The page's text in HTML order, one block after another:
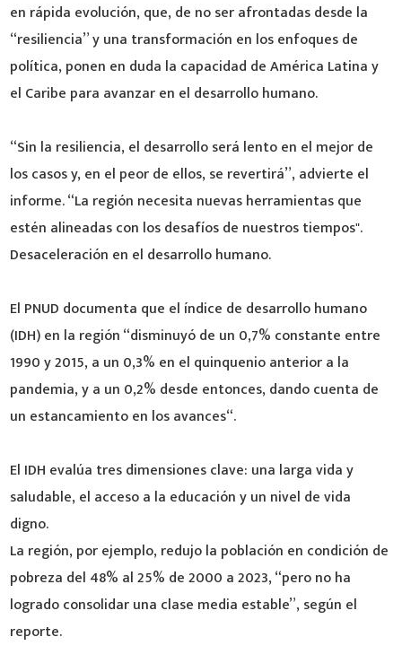
en rápida evolución, que, de no ser afrontadas desde la
“resiliencia” y una transformación en los enfoques de
política, ponen en duda la capacidad de América Latina y
el Caribe para avanzar en el desarrollo humano.
“Sin la resiliencia, el desarrollo será lento en el mejor de
los casos y, en el peor de ellos, se revertirá”, advierte el
informe. “La región necesita nuevas herramientas que
estén alineadas con los desafíos de nuestros tiempos".
Desaceleración en el desarrollo humano.
El PNUD documenta que el índice de desarrollo humano
(IDH) en la región “disminuyó de un 0,7% constante entre
1990 y 2015, a un 0,3% en el quinquenio anterior a la
pandemia, y a un 0,2% desde entonces, dando cuenta de
un estancamiento en los avances“.
El IDH evalúa tres dimensiones clave: una larga vida y
saludable, el acceso a la educación y un nivel de vida
digno.
La región, por ejemplo, redujo la población en condición de
pobreza del 48% al 25% de 2000 a 2023, “pero no ha
logrado consolidar una clase media estable”, según el
reporte.